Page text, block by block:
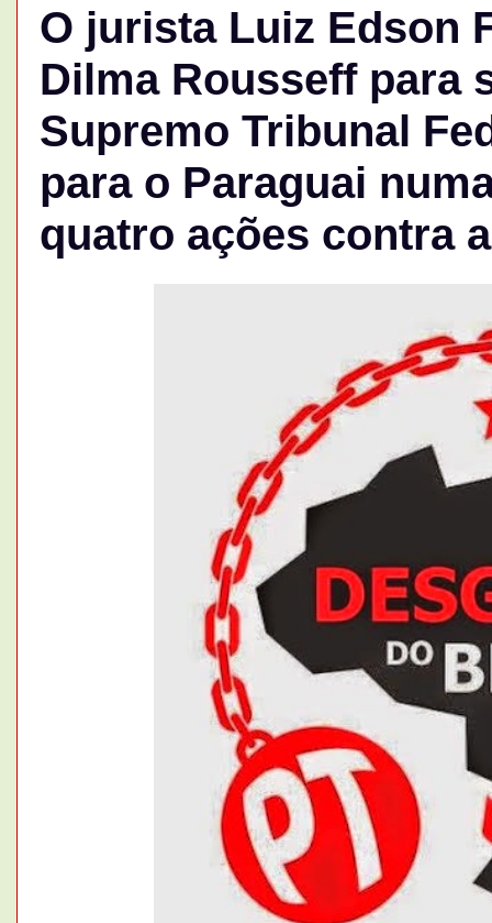
O jurista Luiz Edson
Dilma Rousseff para
Supremo Tribunal
para o Paraguai
quatro ações contra